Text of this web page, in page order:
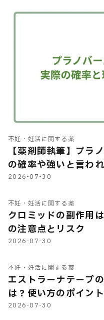
不妊・妊活に関する薬
【薬剤師執筆】プラ
の確率や強いと言わ
割などを解説
2026-07-30
不妊・妊活に関する薬
クロミッドの副作用
の注意点とリスク
2026-07-30
不妊・妊活に関する薬
エストラーナテープ
は？使い方のポイン
2026-07-30